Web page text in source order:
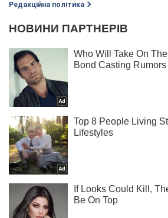
Редакційна політика